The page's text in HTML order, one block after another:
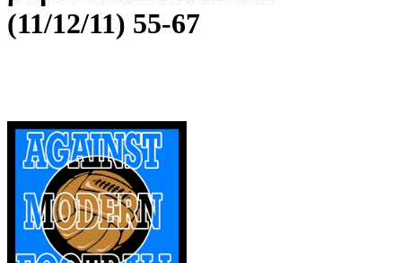
(11/12/11) 55-67